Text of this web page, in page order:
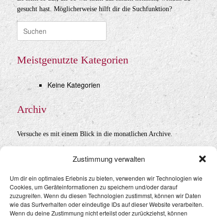
Zustimmung verwalten
Um dir ein optimales Erlebnis zu bieten, verwenden wir Technologien wie
Cookies, um Geräteinformationen zu speichern und/oder darauf
zuzugreifen. Wenn du diesen Technologien zustimmst, können wir Daten
wie das Surfverhalten oder eindeutige IDs auf dieser Website verarbeiten.
Wenn du deine Zustimmung nicht erteilst oder zurückziehst, können
gesucht hast. Möglicherweise hilft dir die Suchfunktion?
Suche
nach:
Meistgenutzte Kategorien
Keine Kategorien
Archiv
Versuche es mit einem Blick in die monatlichen Archive.
Datenschutz&Impressum